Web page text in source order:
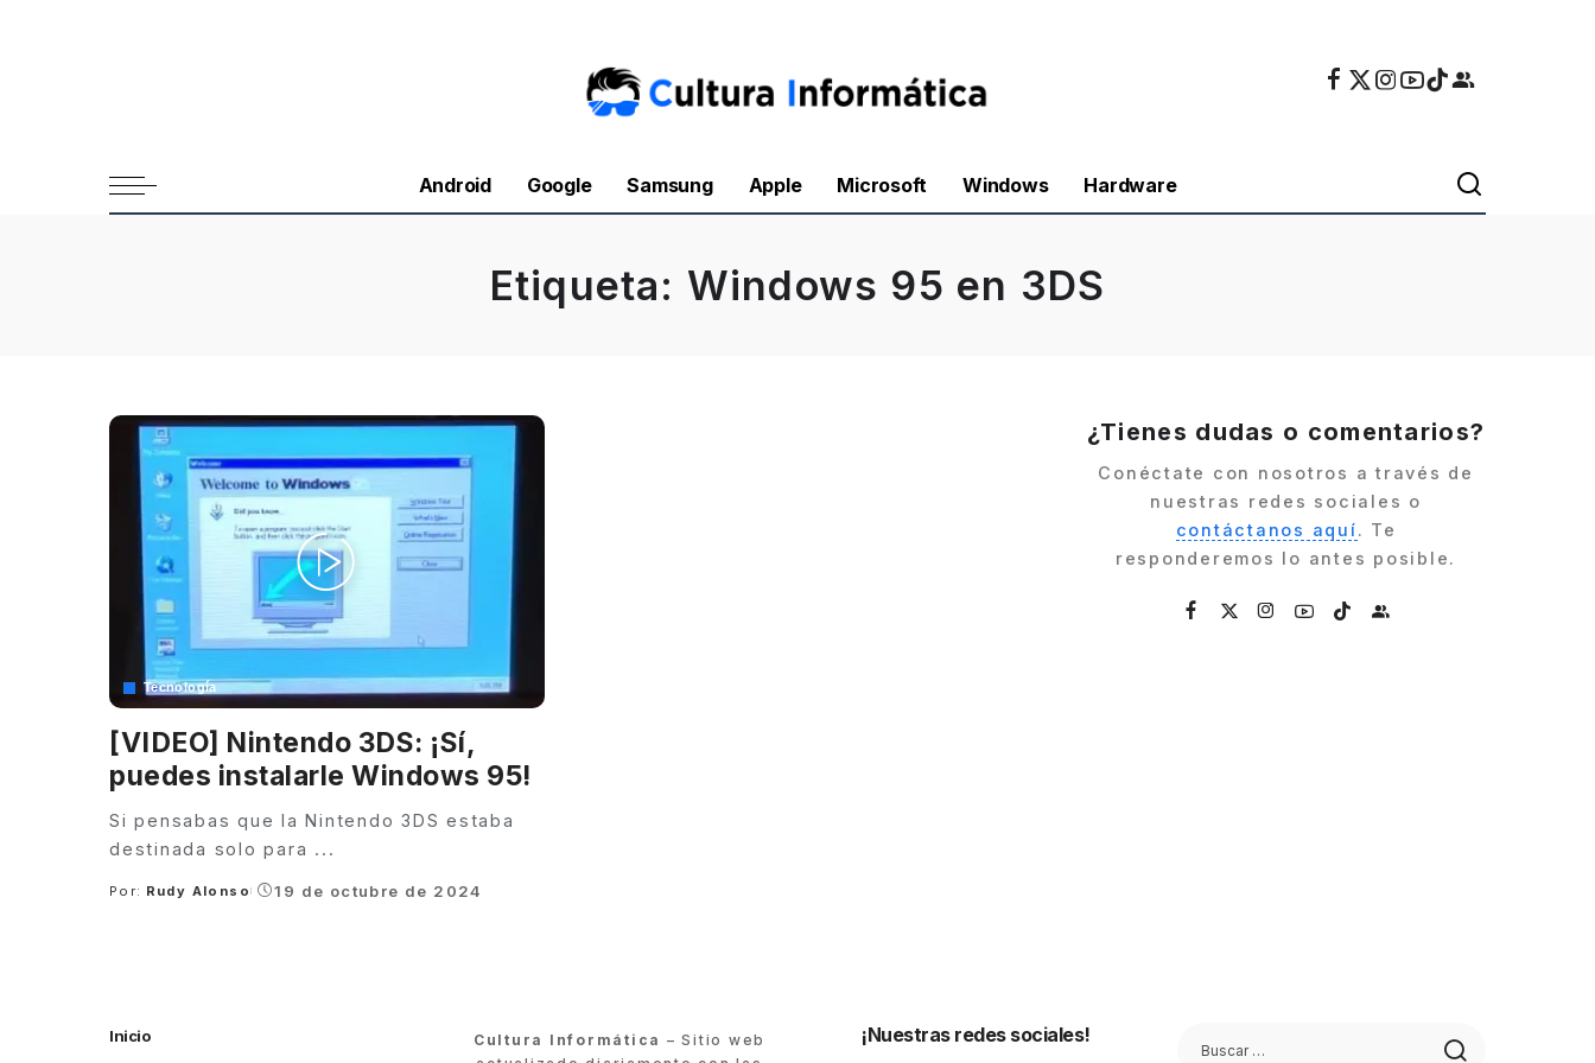
Android Google Samsung Apple Microsoft Windows Hardware
Etiqueta: Windows 95 en 3DS
Tecnología
[VIDEO] Nintendo 3DS: ¡Sí,
puedes instalarle Windows 95!
Si pensabas que la Nintendo 3DS estaba
destinada solo para ...
Posted
Por: Rudy Alonso 19 de octubre de 2024
¿Tienes dudas o comentarios?
Conéctate con nosotros a través de
nuestras redes sociales o
contáctanos aquí. Te
responderemos lo antes posible.
Inicio Cultura Informática – Sitio web
¡Nuestras redes sociales!